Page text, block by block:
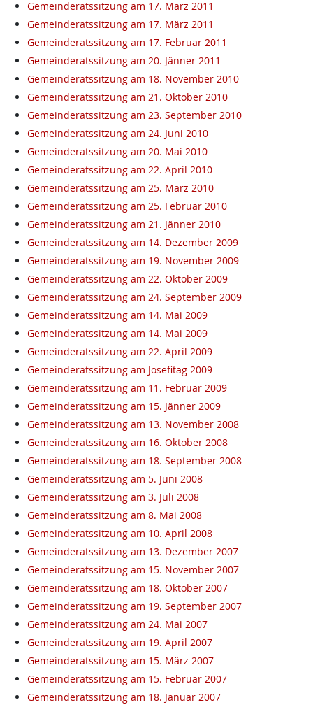
Gemeinderatssitzung am 17. März 2011
Gemeinderatssitzung am 17. März 2011
Gemeinderatssitzung am 17. Februar 2011
Gemeinderatssitzung am 20. Jänner 2011
Gemeinderatssitzung am 18. November 2010
Gemeinderatssitzung am 21. Oktober 2010
Gemeinderatssitzung am 23. September 2010
Gemeinderatssitzung am 24. Juni 2010
Gemeinderatssitzung am 20. Mai 2010
Gemeinderatssitzung am 22. April 2010
Gemeinderatssitzung am 25. März 2010
Gemeinderatssitzung am 25. Februar 2010
Gemeinderatssitzung am 21. Jänner 2010
Gemeinderatssitzung am 14. Dezember 2009
Gemeinderatssitzung am 19. November 2009
Gemeinderatssitzung am 22. Oktober 2009
Gemeinderatssitzung am 24. September 2009
Gemeinderatssitzung am 14. Mai 2009
Gemeinderatssitzung am 14. Mai 2009
Gemeinderatssitzung am 22. April 2009
Gemeinderatssitzung am Josefitag 2009
Gemeinderatssitzung am 11. Februar 2009
Gemeinderatssitzung am 15. Jänner 2009
Gemeinderatssitzung am 13. November 2008
Gemeinderatssitzung am 16. Oktober 2008
Gemeinderatssitzung am 18. September 2008
Gemeinderatssitzung am 5. Juni 2008
Gemeinderatssitzung am 3. Juli 2008
Gemeinderatssitzung am 8. Mai 2008
Gemeinderatssitzung am 10. April 2008
Gemeinderatssitzung am 13. Dezember 2007
Gemeinderatssitzung am 15. November 2007
Gemeinderatssitzung am 18. Oktober 2007
Gemeinderatssitzung am 19. September 2007
Gemeinderatssitzung am 24. Mai 2007
Gemeinderatssitzung am 19. April 2007
Gemeinderatssitzung am 15. März 2007
Gemeinderatssitzung am 15. Februar 2007
Gemeinderatssitzung am 18. Januar 2007